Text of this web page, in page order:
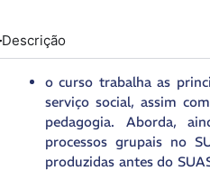
Descrição
o curso trabalha as
serviço social, assim
pedagogia. Aborda,
processos grupais no
produzidas antes do